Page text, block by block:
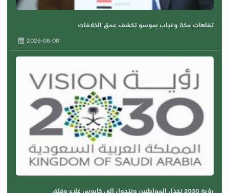
تفاهات مكة وغياب سوسو تكشف عمق الخلافات
2026-08-08
رؤية 2030 تخذل المواطنين وتتحول إلى كابوس غلاء وقلق